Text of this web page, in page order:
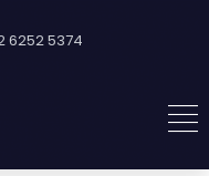
6252 5374